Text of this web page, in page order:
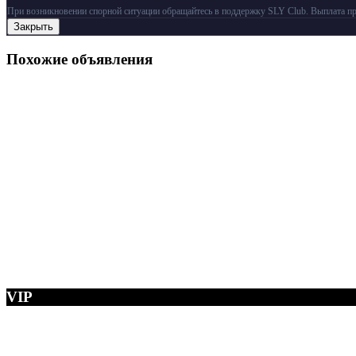
При возникновении спорной ситуации обращайтесь в поддержку SLY Club. Выплата
Закрыть
Похожие объявления
VIP